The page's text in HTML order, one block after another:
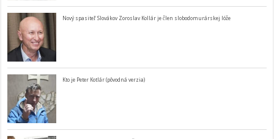
Nový spasiteľ Slovákov Zoroslav Kollár je člen slobodomurárskej lóže
Kto je Peter Kotlár (pôvodná verzia)